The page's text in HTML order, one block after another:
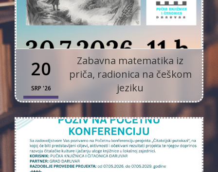
20
SRP '26
Zabavna matematika iz
priča, radionica na češkom
jeziku